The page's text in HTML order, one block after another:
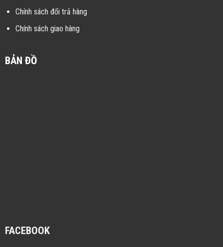
Chính sách đổi trả hàng
Chính sách giao hàng
BẢN ĐỒ
FACEBOOK